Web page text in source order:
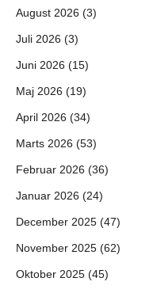
August 2026 (3)
Juli 2026 (3)
Juni 2026 (15)
Maj 2026 (19)
April 2026 (34)
Marts 2026 (53)
Februar 2026 (36)
Januar 2026 (24)
December 2025 (47)
November 2025 (62)
Oktober 2025 (45)